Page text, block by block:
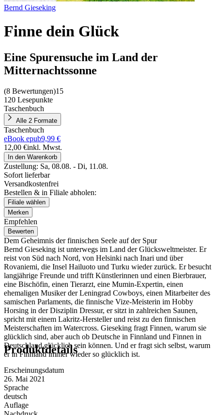
Bernd Gieseking
Finne dein Glück
Eine Spurensuche im Land der
Mitternachtssonne
(8 Bewertungen)15
120 Lesepunkte
Taschenbuch
Alle 2 Formate
Taschenbuch
eBook epub9,99 €
12,00 €inkl. Mwst.
In den Warenkorb
Zustellung: Sa, 08.08. - Di, 11.08.
Sofort lieferbar
Versandkostenfrei
Bestellen & in Filiale abholen:
Filiale wählen
Merken
Empfehlen
Bewerten
Dem Geheimnis der finnischen Seele auf der Spur
Bernd Gieseking ist unterwegs im Land der Glücksweltmeister. Er
reist von Süd nach Nord, von Helsinki nach Inari und über
Rovaniemi, die Insel Hailuoto und Turku wieder zurück. Er besucht
langjährige Freunde und trifft Künstlerinnen und einen Bierbrauer,
eine Bischöfin, einen Tierarzt, eine Mumin-Expertin, einen
ehemaligen Musiker der Leningrad Cowboys, einen Mitarbeiter des
samischen Parlaments, die finnische Vize-Meisterin im Hobby
Horsing in der Disziplin Dressur, er sitzt in zahlreichen Saunen,
spricht mit einem Lakritz-Hersteller und reist zu den finnischen
Meisterschaften im Watercross. Gieseking fragt Finnen, warum sie
glücklich sind, aber auch ob Deutsche in Finnland und Finnen in
Deutschland glücklich sein können. Und er fragt sich selbst, warum
er in Finnland immer wieder so glücklich ist.
Produktdetails
Erscheinungsdatum
26. Mai 2021
Sprache
deutsch
Auflage